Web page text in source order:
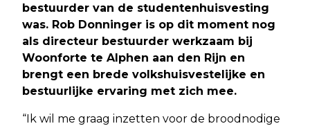
bestuurder van de studentenhuisvesting
was. Rob Donninger is op dit moment nog
als directeur bestuurder werkzaam bij
Woonforte te Alphen aan den Rijn en
brengt een brede volkshuisvestelijke en
bestuurlijke ervaring met zich mee.
“Ik wil me graag inzetten voor de broodnodige